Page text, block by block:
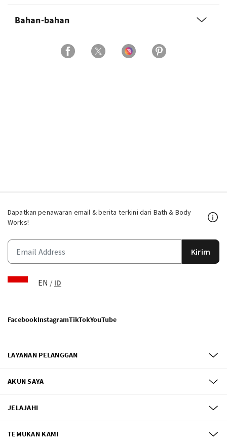
Bahan-bahan
Dapatkan penawaran email & berita terkini dari Bath & Body
Works!
Kirim
EN / ID
FacebookInstagramTikTokYouTube
LAYANAN PELANGGAN
AKUN SAYA
JELAJAHI
TEMUKAN KAMI